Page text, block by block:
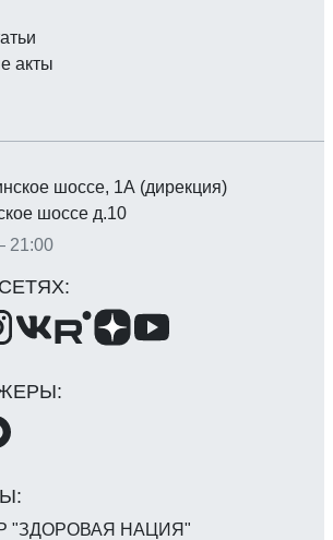
"ЗДОРОВАЯ НАЦИЯ"
шоссе, 1А (дирекция)
шоссе д.10
21:00
акты